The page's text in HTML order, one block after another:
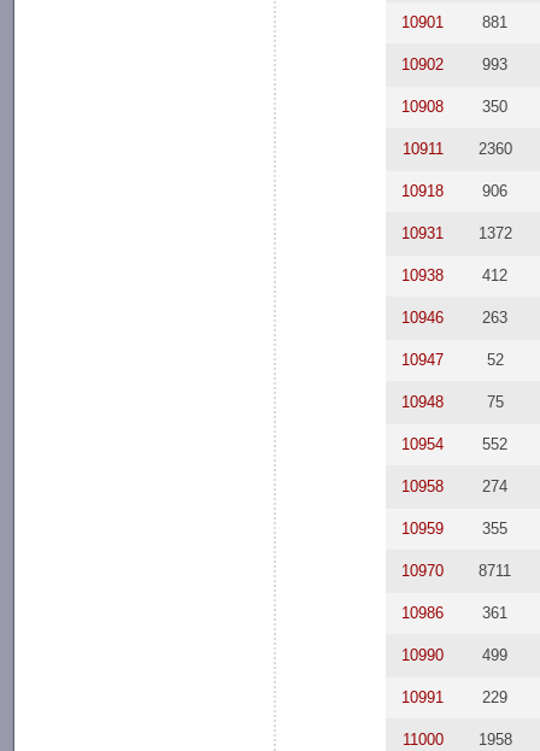
10901 881
10902 993
10908 350
10911 2360
10918 906
10931 1372
10938 412
10946 263
10947 52
10948 75
10954 552
10958 274
10959 355
10970 8711
10986 361
10990 499
10991 229
11000 1958